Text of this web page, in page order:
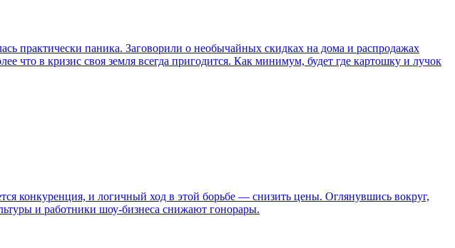
практически паника. Заговорили о необычайных скидках на дома и распродажах
что в кризис своя земля всегда пригодится. Как минимум, будет где картошку и лучок
конкуренция, и логичный ход в этой борьбе — снизить цены. Оглянувшись вокруг,
и работники шоу-бизнеса снижают гонорары.